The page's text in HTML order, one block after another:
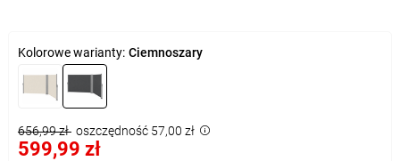
Kolorowe warianty: Ciemnoszary
656,99 zł oszczędność 57,00 zł
599,99 zł